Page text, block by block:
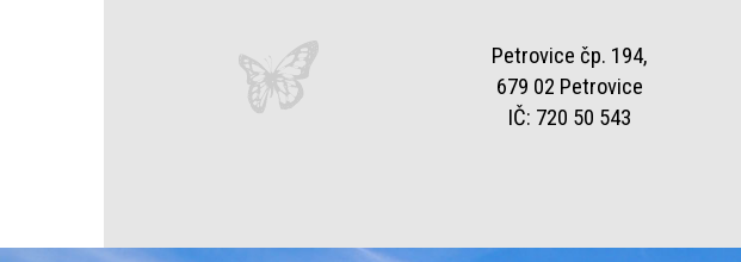
Petrovice čp. 194,
679 02 Petrovice
IČ: 720 50 543